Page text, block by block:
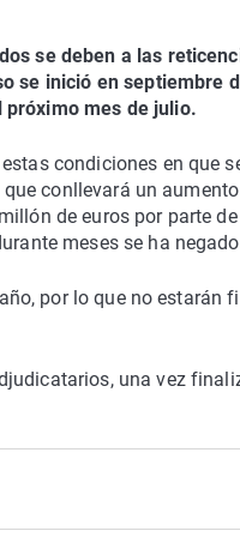
se deben a las
se inició en septiembre
próximo mes de julio.
condiciones en que
conllevará un
de euros por parte
meses se ha
por lo que no estarán
una vez